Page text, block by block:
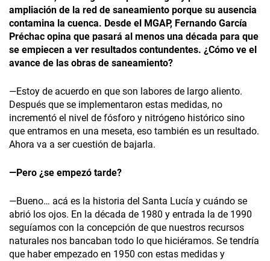
ampliación de la red de saneamiento porque su ausencia
contamina la cuenca. Desde el MGAP, Fernando García
Préchac opina que pasará al menos una década para que
se empiecen a ver resultados contundentes. ¿Cómo ve el
avance de las obras de saneamiento?
—Estoy de acuerdo en que son labores de largo aliento.
Después que se implementaron estas medidas, no
incrementó el nivel de fósforo y nitrógeno histórico sino
que entramos en una meseta, eso también es un resultado.
Ahora va a ser cuestión de bajarla.
—Pero ¿se empezó tarde?
—Bueno… acá es la historia del Santa Lucía y cuándo se
abrió los ojos. En la década de 1980 y entrada la de 1990
seguíamos con la concepción de que nuestros recursos
naturales nos bancaban todo lo que hiciéramos. Se tendría
que haber empezado en 1950 con estas medidas y